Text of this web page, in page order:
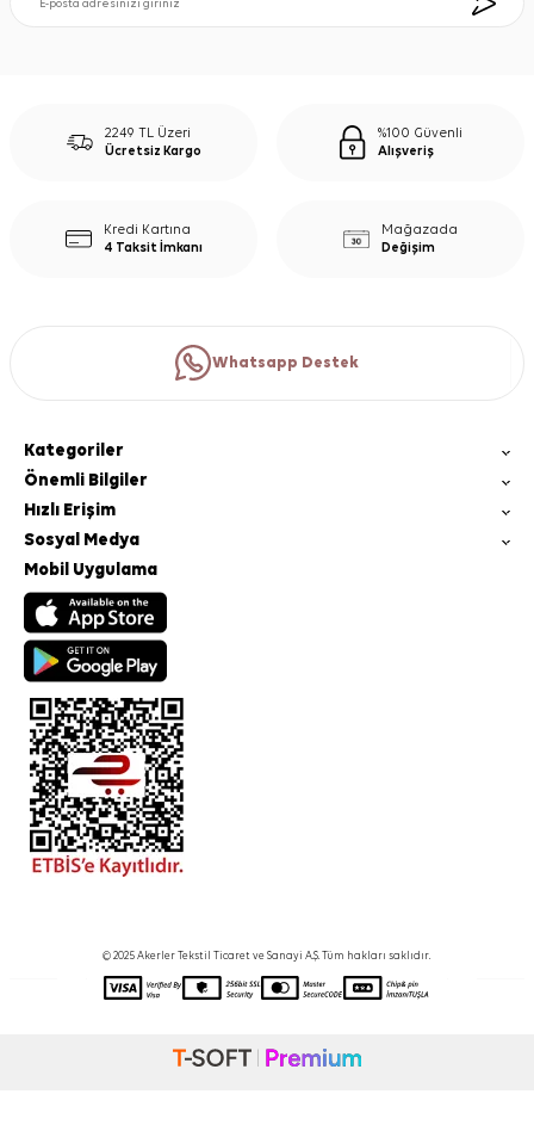
2249 TL Üzeri
Ücretsiz Kargo
%100 Güvenli
Alışveriş
Kredi Kartına
4 Taksit İmkanı
Mağazada
Değişim
Whatsapp Destek
Kategoriler
Önemli Bilgiler
Hızlı Erişim
Sosyal Medya
Mobil Uygulama
© 2025 Akerler Tekstil Ticaret ve Sanayi A.Ş. Tüm hakları saklıdır.